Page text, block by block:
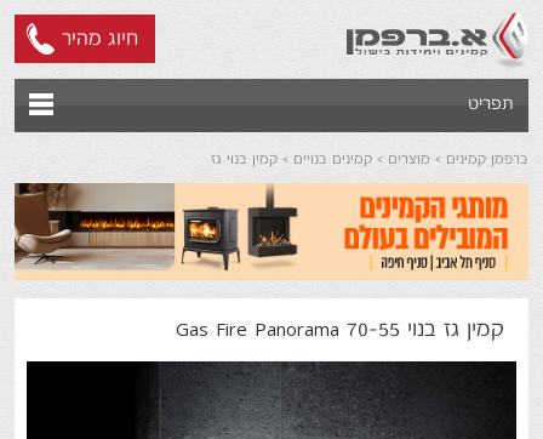
חיוג מהיר
תפריט
ברפמן קמינים מוצרים קמינים בנויים קמין בנוי גז
קמין גז בנוי Gas Fire Panorama 70-55